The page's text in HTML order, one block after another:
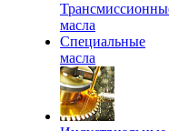
масла
Специальные
масла